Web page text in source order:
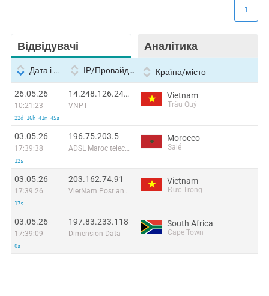
Відвідувачі Аналітика
1
Дата і час IP/Провайдер Країна/місто
26.05.26
10:21:23
22d 16h 41m 45s
14.248.126.247:47635
VNPT
Vietnam
Trâu Quỳ
03.05.26
17:39:38
12s
196.75.203.5
ADSL Maroc telecom
Morocco
Salé
03.05.26
17:39:26
17s
203.162.74.91
VietNam Post and Telecom Corporation
Vietnam
Đưc Trọng
03.05.26
17:39:09
0s
197.83.233.118
Dimension Data
South Africa
Cape Town